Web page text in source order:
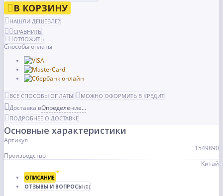
В КОРЗИНУ
НАШЛИ ДЕШЕВЛЕ?
СРАВНИТЬ
ОТЛОЖИТЬ
Способы оплаты
ВСЕ СПОСОБЫ ОПЛАТЫ МОЖНО ОФОРМИТЬ В КРЕДИТ
Доставка вОпределение...
ПОДРОБНЕЕ О ДОСТАВКЕ
Основные характеристики
Артикул
1549890
Производство
Китай
ОПИСАНИЕ
ОТЗЫВЫ И ВОПРОСЫ (0)